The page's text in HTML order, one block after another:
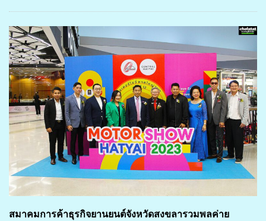
สมาคมการค้าธุรกิจยานยนต์จังหวัดสงขลารวมพลค่าย